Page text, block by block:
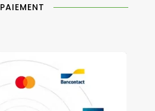
PAIEMENT